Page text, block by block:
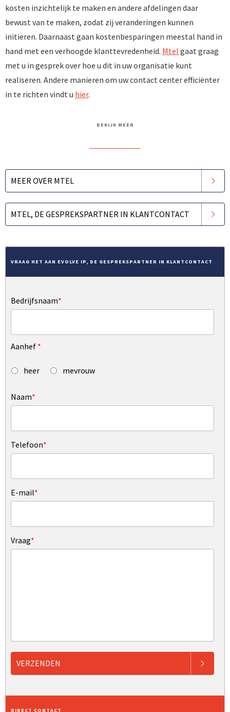
kosten inzichtelijk te maken en andere afdelingen daar
bewust van te maken, zodat zij veranderingen kunnen
initiëren. Daarnaast gaan kostenbesparingen meestal hand in
hand met een verhoogde klanttevredenheid. Mtel gaat graag
met u in gesprek over hoe u dit in uw organisatie kunt
realiseren. Andere manieren om uw contact center efficiënter
in te richten vindt u hier.
BEKIJK MEER
MEER OVER MTEL
MTEL, DE GESPREKSPARTNER IN KLANTCONTACT
VRAAG HET AAN EVOLVE IP, DE GESPREKSPARTNER IN KLANTCONTACT
Bedrijfsnaam*
Aanhef *
heer mevrouw
Naam*
Telefoon*
E-mail*
Vraag*
VERZENDEN
DIRECT CONTACT